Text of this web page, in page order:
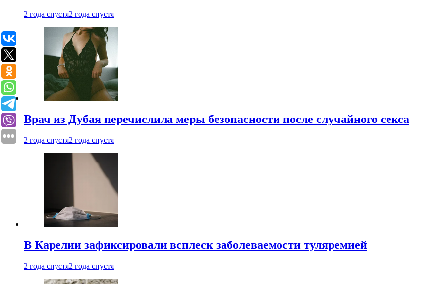
2 года спустя2 года спустя
Врач из Дубая перечислила меры безопасности после случайного секса
2 года спустя2 года спустя
В Карелии зафиксировали всплеск заболеваемости туляремией
2 года спустя2 года спустя